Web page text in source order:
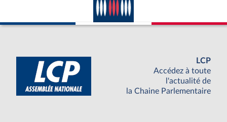
LCP
Accédez à toute
l'actualité de
la Chaine Parlementaire